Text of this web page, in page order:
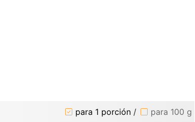
para 1 porción / para 100 g